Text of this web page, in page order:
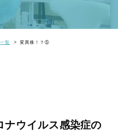
覧 変異株！？⑤
ナウイルス感染症の